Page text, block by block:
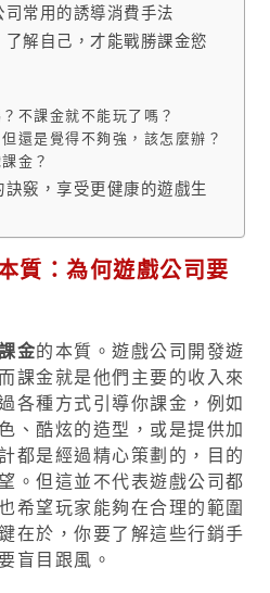
常用的誘導消費手法
解自己，才能戰勝課金慾
不課金就不能玩了嗎？
還是覺得不夠強，該怎麼辦？
金？
竅，享受更健康的遊戲生
質：為何遊戲公司要
金的本質。遊戲公司開發遊
課金就是他們主要的收入來
各種方式引導你課金，例如
、酷炫的造型，或是提供加
都是經過精心策劃的，目的
。但這並不代表遊戲公司都
希望玩家能夠在合理的範圍
在於，你要了解這些行銷手
盲目跟風。